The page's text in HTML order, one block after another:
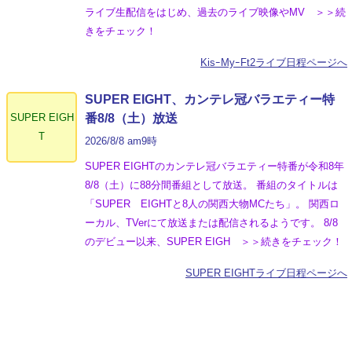
ライブ生配信をはじめ、過去のライブ映像やMV ＞＞続
きをチェック！
KisｰMyｰFt2ライブ日程ページへ
SUPER EIGH
T
SUPER EIGHT、カンテレ冠バラエティー特
番8/8（土）放送
2026/8/8 am9時
SUPER EIGHTのカンテレ冠バラエティー特番が令和8年
8/8（土）に88分間番組として放送。 番組のタイトルは
「SUPER EIGHTと8人の関西大物MCたち」。 関西ロ
ーカル、TVerにて放送または配信されるようです。 8/8
のデビュー以来、SUPER EIGH ＞＞続きをチェック！
SUPER EIGHTライブ日程ページへ